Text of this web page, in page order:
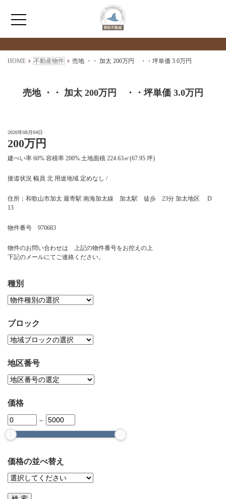
HOME
売買情報
月極駐車場のご案内
アクセス
検索物件の詳細
****
HOME 不動産物件 売地 ・・ 加太 200万円 ・・坪単価 3.0万円
売地 ・・ 加太 200万円 ・・坪単価 3.0万円
2026年08月04日
200万円
建ぺい率 60% 容積率 200% 土地面積 224.63㎡(67.95 坪)
接道状況 幅員 北 用途地域 定めなし /
住所：和歌山市加太 最寄駅 南海加太線 加太駅 徒歩 23分 加太地区 D
13
物件番号 970683
物件のお問い合わせは 上記の物件番号をお控えの上
下記のメールにてご連絡ください。
種別
ブロック
地区番号
価格
～
価格の並べ替え